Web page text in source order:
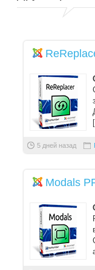
5 дней назад
Modals